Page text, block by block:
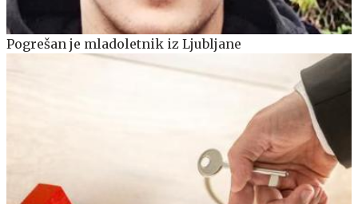
Pogrešan je mladoletnik iz Ljubljane